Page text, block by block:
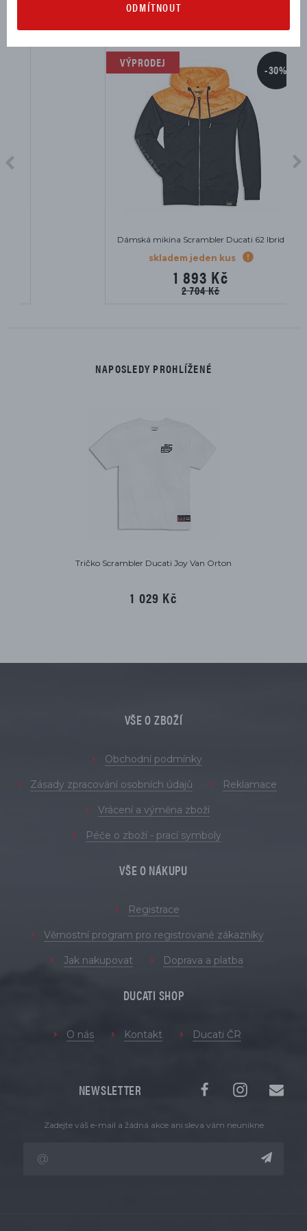
VÝPRODEJ -30%
Dámská mikina Scrambler Ducati 62 Ibrid
skladem jeden kus
1 893 Kč
NAPOSLEDY PROHLÍŽENÉ
Tričko Scrambler Ducati Joy Van Orton
1 029 Kč
VŠE O ZBOŽÍ
Obchodní podmínky
Zásady zpracování osobních údajů Reklamace
Vrácení a výměna zboží
Péče o zboží - prací symboly
VŠE O NÁKUPU
Registrace
Věrnostní program pro registrované zákazníky
Jak nakupovat Doprava a platba
DUCATI SHOP
O nás Kontakt Ducati ČR
NEWSLETTER
Zadejte váš e-mail a žádná akce ani sleva vám neunikne
ODMÍTNOUT